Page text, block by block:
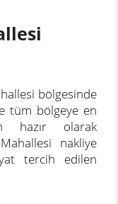
bölgesinde
tüm bölgeye en
hazır olarak
nakliye
tercih edilen